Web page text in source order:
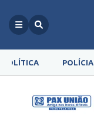
POLÍTICA POLÍCIA